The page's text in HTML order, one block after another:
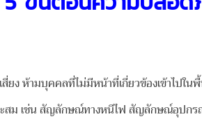
ามบุคคลที่ไม่มีหน้าที่เกี่ยวข้องเข้าไปใน
สัญลักษณ์ทางหนีไฟ สัญลักษณ์อุปกรณ์ดั